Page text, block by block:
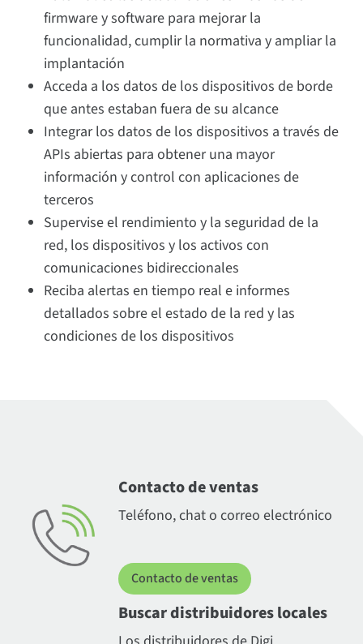
firmware y software para mejorar la
funcionalidad, cumplir la normativa y ampliar la
implantación
Acceda a los datos de los dispositivos de borde
que antes estaban fuera de su alcance
Integrar los datos de los dispositivos a través de
APIs abiertas para obtener una mayor
información y control con aplicaciones de
terceros
Supervise el rendimiento y la seguridad de la
red, los dispositivos y los activos con
comunicaciones bidireccionales
Reciba alertas en tiempo real e informes
detallados sobre el estado de la red y las
condiciones de los dispositivos
Contacto de ventas
Teléfono, chat o correo electrónico
Contacto de ventas
Buscar distribuidores locales